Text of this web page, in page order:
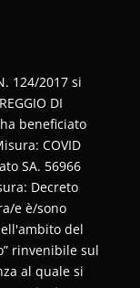
124/2017 si
DI
beneficiato
COVID
SA. 56966
Decreto
e è/sono
del
rinvenibile sul
al quale si